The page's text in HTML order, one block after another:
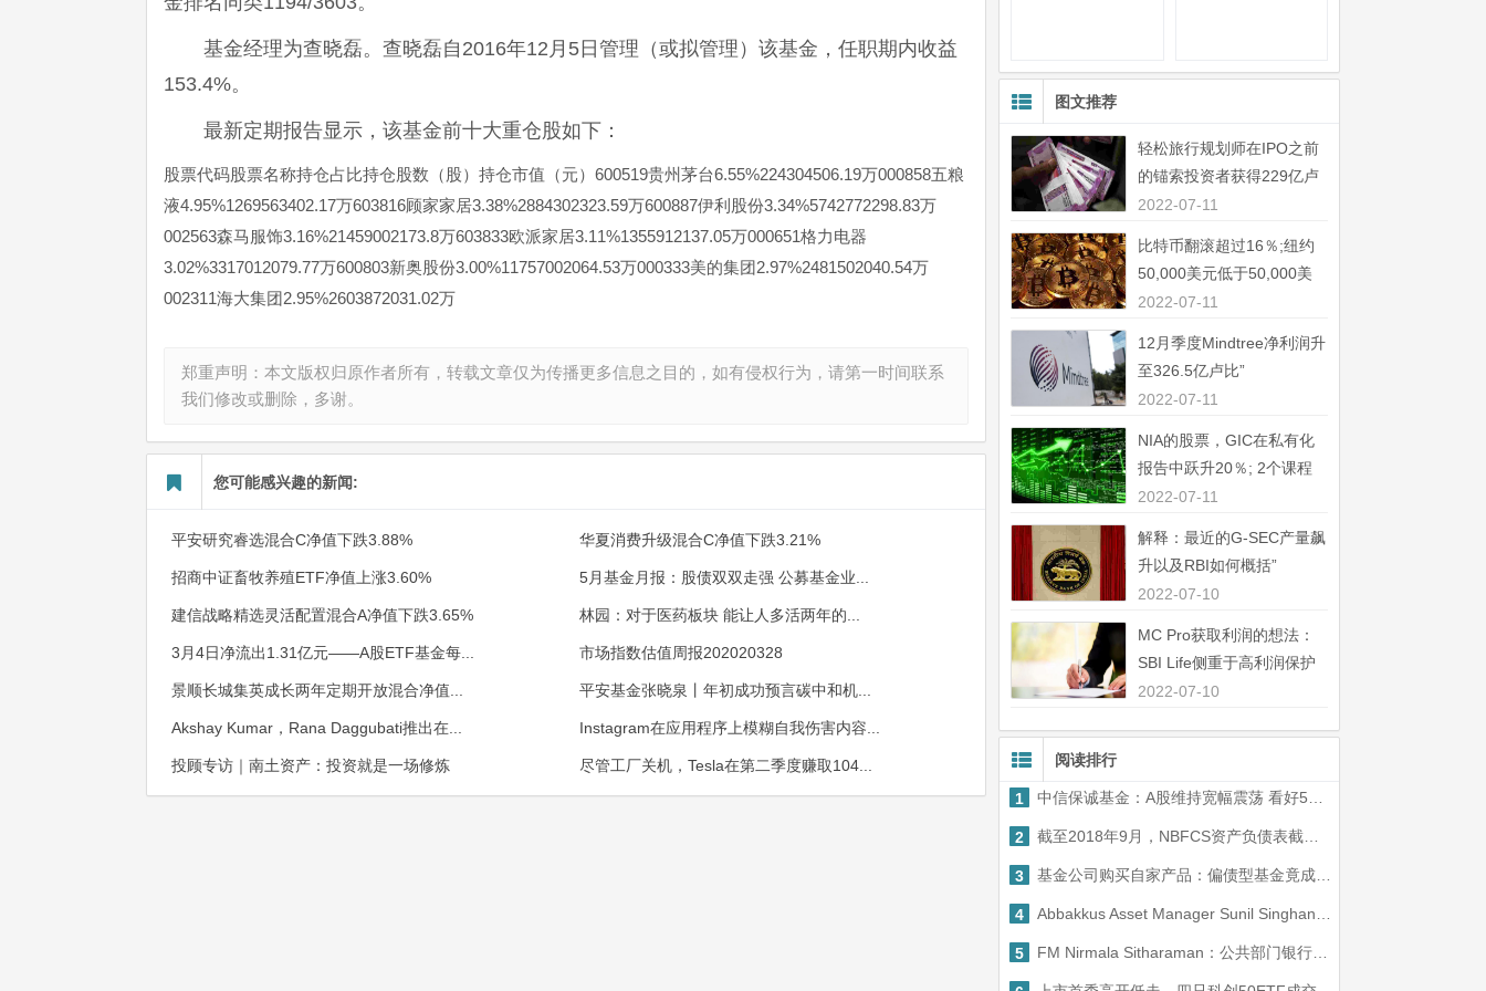
基金经理为查晓磊。查晓磊自2016年12月5日管理（或拟管理）该基金，任职期内收益
153.4%。
最新定期报告显示，该基金前十大重仓股如下：
股票代码股票名称持仓占比持仓股数（股）持仓市值（元）600519贵州茅台6.55%224304506.19万000858五粮
液4.95%1269563402.17万603816顾家家居3.38%2884302323.59万600887伊利股份3.34%5742772298.83万
002563森马服饰3.16%21459002173.8万603833欧派家居3.11%1355912137.05万000651格力电器
3.02%3317012079.77万600803新奥股份3.00%11757002064.53万000333美的集团2.97%2481502040.54万
002311海大集团2.95%2603872031.02万
郑重声明：本文版权归原作者所有，转载文章仅为传播更多信息之目的，如有侵权行为，请第一时间联系
我们修改或删除，多谢。
您可能感兴趣的新闻:
平安研究睿选混合C净值下跌3.88% 华夏消费升级混合C净值下跌3.21%
招商中证畜牧养殖ETF净值上涨3.60% 5月基金月报：股债双双走强 公募基金业...
建信战略精选灵活配置混合A净值下跌3.65% 林园：对于医药板块 能让人多活两年的...
3月4日净流出1.31亿元——A股ETF基金每... 市场指数估值周报202020328
景顺长城集英成长两年定期开放混合净值... 平安基金张晓泉丨年初成功预言碳中和机...
Akshay Kumar，Rana Daggubati推出在... Instagram在应用程序上模糊自我伤害内容...
投顾专访｜南土资产：投资就是一场修炼 尽管工厂关机，Tesla在第二季度赚取104...
图文推荐
轻松旅行规划师在IPO之前
的锚索投资者获得229亿卢
比”
2022-07-11
比特币翻滚超过16％;纽约
50,000美元低于50,000美
元”
2022-07-11
12月季度Mindtree净利润升
至326.5亿卢比”
2022-07-11
NIA的股票，GIC在私有化
报告中跃升20％; 2个课程
中44％”
2022-07-11
解释：最近的G-SEC产量飙
升以及RBI如何概括”
2022-07-10
MC Pro获取利润的想法：
SBI Life侧重于高利润保护
业务”
2022-07-10
阅读排行
1 中信保诚基金：A股维持宽幅震荡 看好5G、大数据、新能车等
2 截至2018年9月，NBFCS资产负债表截至2018年9月，截至2018年9月，截至2018年9月，截至2018年9月份
3 基金公司购买自家产品：偏债型基金竟成主流 偏股基金已现亏损
4 Abbakkus Asset Manager Sunil Singhania：在未来1年内粘在更大的公司银行
5 FM Nirmala Sitharaman：公共部门银行立即获得7万卢比重组